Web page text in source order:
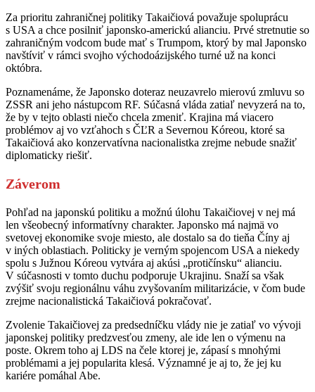
Za prioritu zahraničnej politiky Takaičiová považuje spoluprácu
s USA a chce posilniť japonsko-americkú alianciu. Prvé stretnutie so
zahraničným vodcom bude mať s Trumpom, ktorý by mal Japonsko
navštíviť v rámci svojho východoázijského turné už na konci
októbra.
Poznamenáme, že Japonsko doteraz neuzavrelo mierovú zmluvu so
ZSSR ani jeho nástupcom RF. Súčasná vláda zatiaľ nevyzerá na to,
že by v tejto oblasti niečo chcela zmeniť. Krajina má viacero
problémov aj vo vzťahoch s ČĽR a Severnou Kóreou, ktoré sa
Takaičiová ako konzervatívna nacionalistka zrejme nebude snažiť
diplomaticky riešiť.
Záverom
Pohľad na japonskú politiku a možnú úlohu Takaičiovej v nej má
len všeobecný informatívny charakter. Japonsko má najmä vo
svetovej ekonomike svoje miesto, ale dostalo sa do tieňa Číny aj
v iných oblastiach. Politicky je verným spojencom USA a niekedy
spolu s Južnou Kóreou vytvára aj akúsi „protičínsku“ alianciu.
V súčasnosti v tomto duchu podporuje Ukrajinu. Snaží sa však
zvýšiť svoju regionálnu váhu zvyšovaním militarizácie, v čom bude
zrejme nacionalistická Takaičiová pokračovať.
Zvolenie Takaičiovej za predsedníčku vlády nie je zatiaľ vo vývoji
japonskej politiky predzvesťou zmeny, ale ide len o výmenu na
poste. Okrem toho aj LDS na čele ktorej je, zápasí s mnohými
problémami a jej popularita klesá. Významné je aj to, že jej ku
kariére pomáhal Abe.